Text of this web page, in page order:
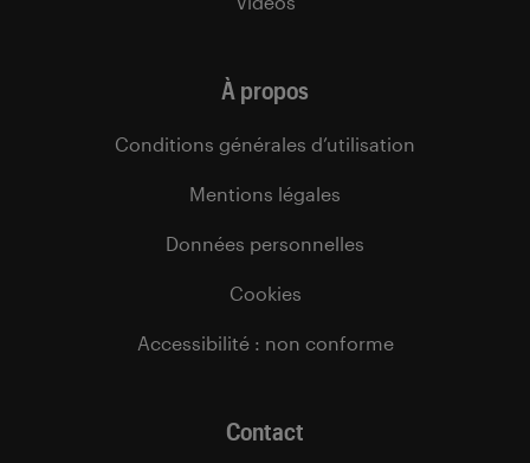
À propos
Conditions générales d’utilisation
Mentions légales
Données personnelles
Cookies
Accessibilité : non conforme
Contact